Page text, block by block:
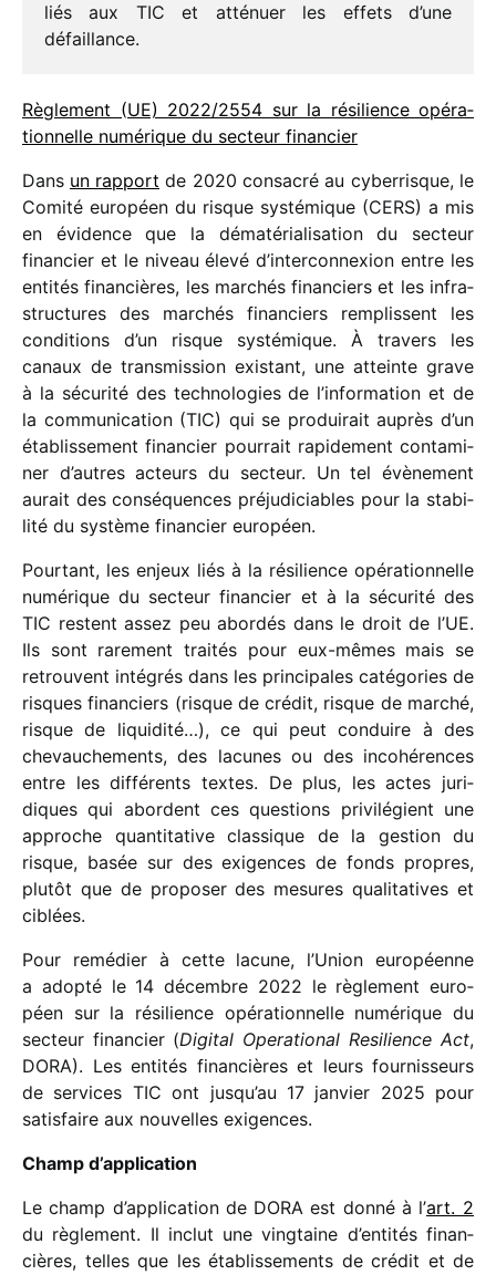
liés aux TIC et atté­nuer les effets d’une
défaillance.
Règlement (UE) 2022/​2554 sur la rési­lience opéra­
tion­nelle numé­rique du secteur finan­cier
Dans un rapport de 2020 consa­cré au cyber­risque, le
Comité euro­péen du risque systé­mique (CERS) a mis
en évidence que la déma­té­ria­li­sa­tion du secteur
finan­cier et le niveau élevé d’in­ter­con­nexion entre les
enti­tés finan­cières, les marchés finan­ciers et les infra­
struc­tures des marchés finan­ciers remplissent les
condi­tions d’un risque systé­mique. À travers les
canaux de trans­mis­sion exis­tant, une atteinte grave
à la sécu­rité des tech­no­lo­gies de l’information et de
la commu­ni­ca­tion (TIC) qui se produi­rait auprès d’un
établis­se­ment finan­cier pour­rait rapi­de­ment conta­mi­
ner d’autres acteurs du secteur. Un tel évène­ment
aurait des consé­quences préju­di­ciables pour la stabi­
lité du système finan­cier euro­péen.
Pourtant, les enjeux liés à la rési­lience opéra­tion­nelle
numé­rique du secteur finan­cier et à la sécu­rité des
TIC restent assez peu abor­dés dans le droit de l’UE.
Ils sont rare­ment trai­tés pour eux-mêmes mais se
retrouvent inté­grés dans les prin­ci­pales caté­go­ries de
risques finan­ciers (risque de crédit, risque de marché,
risque de liqui­dité…), ce qui peut conduire à des
chevau­che­ments, des lacunes ou des inco­hé­rences
entre les diffé­rents textes. De plus, les actes juri­
diques qui abordent ces ques­tions privi­lé­gient une
approche quan­ti­ta­tive clas­sique de la gestion du
risque, basée sur des exigences de fonds propres,
plutôt que de propo­ser des mesures quali­ta­tives et
ciblées.
Pour remé­dier à cette lacune, l’Union euro­péenne
a adopté le 14 décembre 2022 le règle­ment euro­
péen sur la rési­lience opéra­tion­nelle numé­rique du
secteur finan­cier (Digital Operational Resilience Act,
DORA). Les enti­tés finan­cières et leurs four­nis­seurs
de services TIC ont jusqu’au 17 janvier 2025 pour
satis­faire aux nouvelles exigences.
Champ d’application
Le champ d’application de DORA est donné à l’art. 2
du règle­ment. Il inclut une ving­taine d’en­ti­tés finan­
cières, telles que les établis­se­ments de crédit et de